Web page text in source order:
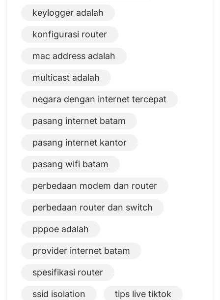
keylogger adalah
konfigurasi router
mac address adalah
multicast adalah
negara dengan internet tercepat
pasang internet batam
pasang internet kantor
pasang wifi batam
perbedaan modem dan router
perbedaan router dan switch
pppoe adalah
provider internet batam
spesifikasi router
ssid isolation tips live tiktok